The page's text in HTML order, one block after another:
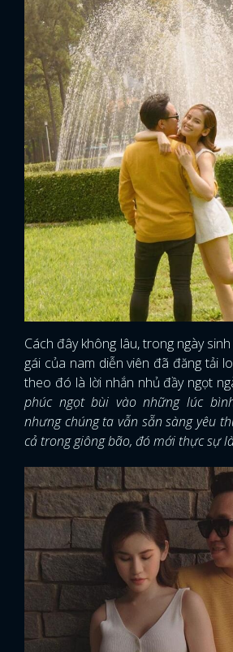
Cách đây không lâu, trong ngày
gái của nam diễn viên đã đăng tải
theo đó là lời nhắn nhủ đầy ngọt
phúc ngọt bùi vào những lúc
nhưng chúng ta vẫn sẵn sàng yêu
cả trong giông bão, đó mới thực sự